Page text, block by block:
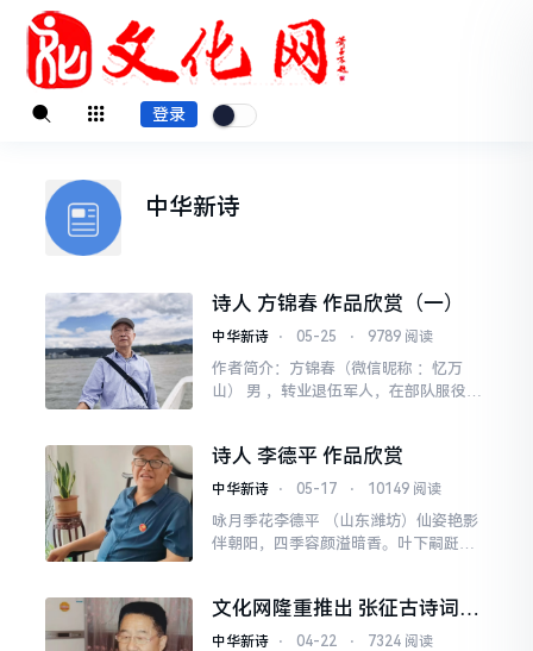
登录
中华新诗
诗人 方锦春 作品欣赏（一）
中华新诗 ⋅ 05-25 ⋅ 9789 阅读
作者简介：方锦春（微信昵称 ：忆万
山） 男 ，转业退伍军人，在部队服役20
文学联合
诗人 李德平 作品欣赏
中华新诗 ⋅ 05-17 ⋅ 10149 阅读
咏月季花李德平 （山东潍坊）仙姿艳影
伴朝阳，四季容颜溢暗香。叶下嗣跹添
客，何须另处赋
文化网隆重推出 张征古诗词
（一）
中华新诗 ⋅ 04-22 ⋅ 7324 阅读